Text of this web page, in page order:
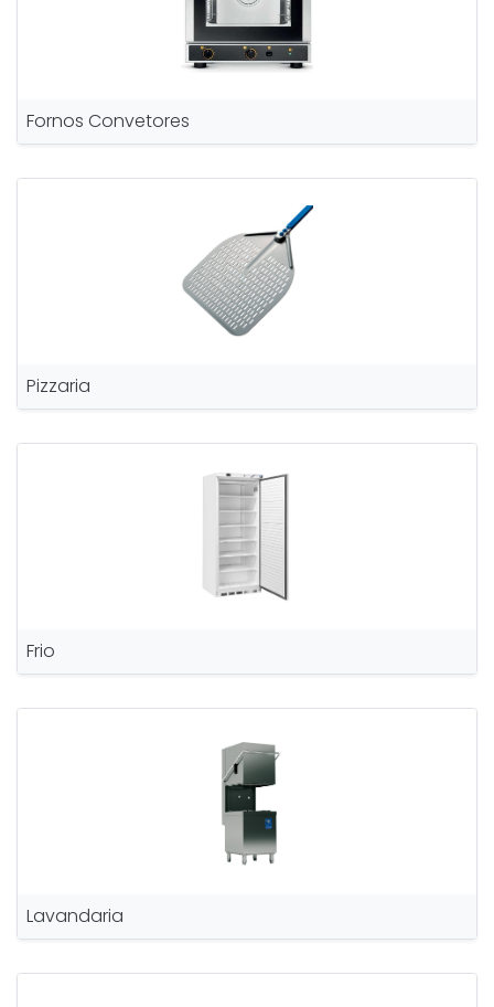
Fornos Convetores
Pizzaria
Frio
Lavandaria